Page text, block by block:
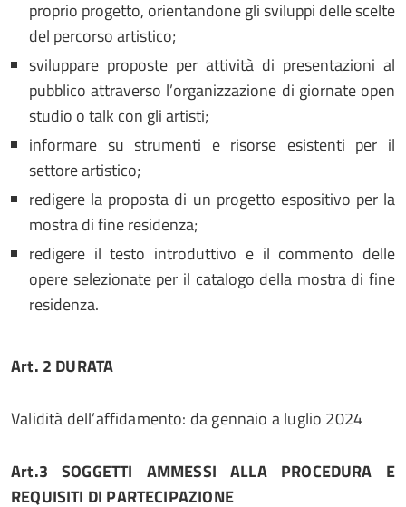
proprio progetto, orientandone gli sviluppi delle scelte
del percorso artistico;
sviluppare proposte per attività di presentazioni al
pubblico attraverso l’organizzazione di giornate open
studio o talk con gli artisti;
informare su strumenti e risorse esistenti per il
settore artistico;
redigere la proposta di un progetto espositivo per la
mostra di fine residenza;
redigere il testo introduttivo e il commento delle
opere selezionate per il catalogo della mostra di fine
residenza.
Art. 2 DURATA
Validità dell’affidamento: da gennaio a luglio 2024
Art.3 SOGGETTI AMMESSI ALLA PROCEDURA
E
REQUISITI DI PARTECIPAZIONE